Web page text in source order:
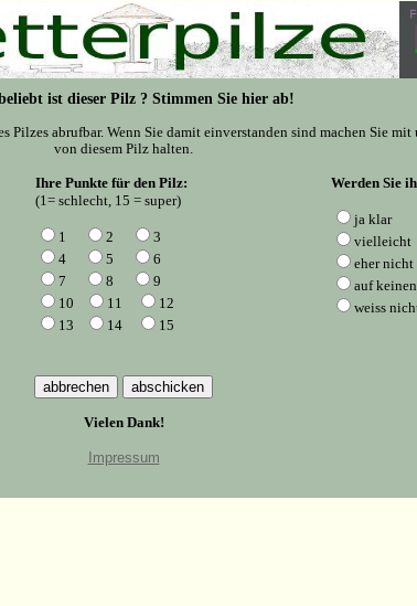
ist dieser Pilz ? Stimmen Sie hier ab!
abrufbar. Wenn Sie damit einverstanden sind machen Sie mit
von diesem Pilz halten.
Ihre Punkte für den Pilz:
(1= schlecht, 15 = super)
1 2
3
4
5
6
7
8
9
10
11
12
13
14 15
Werden Sie
ja klar
vielleicht
eher nicht
auf
weiss
Vielen Dank!
Impressum